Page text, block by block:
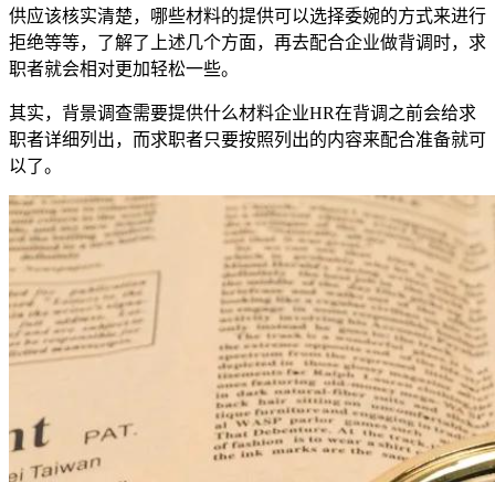
供应该核实清楚，哪些材料的提供可以选择委婉的方式来进行
拒绝等等，了解了上述几个方面，再去配合企业做背调时，求
职者就会相对更加轻松一些。
其实，背景调查需要提供什么材料企业HR在背调之前会给求
职者详细列出，而求职者只要按照列出的内容来配合准备就可
以了。